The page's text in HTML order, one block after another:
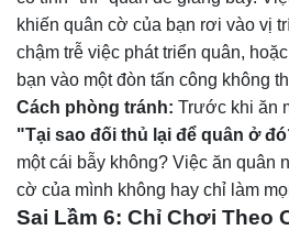
khiến quân cờ của bạn rơi vào vị
chậm trễ việc phát triển quân,
bạn vào một đòn tấn công không
Cách phòng tránh: Trước khi ăn
"Tại sao đối thủ lại để quân ở
một cái bẫy không? Việc ăn quân
cờ của mình không hay chỉ làm
Sai Lầm 6: Chỉ Chơi Theo